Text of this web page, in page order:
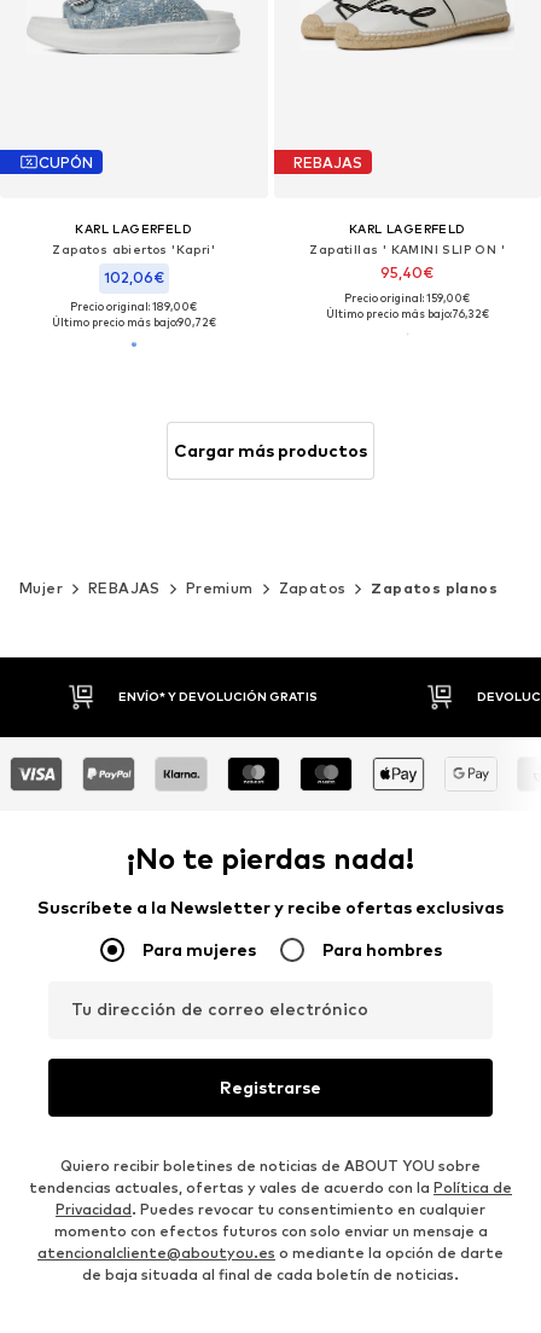
CUPÓN
KARL LAGERFELD
Zapatos abiertos 'Kapri'
102,06€
Precio original: 189,00€
Último precio más bajo:90,72€
REBAJAS
KARL LAGERFELD
Zapatillas ' KAMINI SLIP ON '
95,40€
Precio original: 159,00€
Último precio más bajo:76,32€
Cargar más productos
Mujer REBAJAS Premium Zapatos Zapatos planos
DEVOLUCIONES HASTA 30 DÍAS
¡No te pierdas nada!
Suscríbete a la Newsletter y recibe ofertas exclusivas
Para mujeres Para hombres
Tu dirección de correo electrónico
Registrarse
Quiero recibir boletines de noticias de ABOUT YOU sobre
tendencias actuales, ofertas y vales de acuerdo con la Política de
Privacidad. Puedes revocar tu consentimiento en cualquier
momento con efectos futuros con solo enviar un mensaje a
atencionalcliente@aboutyou.es o mediante la opción de darte
de baja situada al final de cada boletín de noticias.